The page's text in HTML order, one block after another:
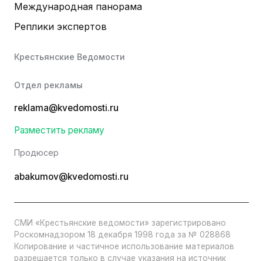
Международная панорама
Реплики экспертов
Крестьянские Ведомости
Отдел рекламы
reklama@kvedomosti.ru
Разместить рекламу
Продюсер
abakumov@kvedomosti.ru
СМИ «Крестьянские ведомости» зарегистрировано
Роскомнадзором 18 декабря 1998 года за № 028868
Копирование и частичное использование материалов
разрешается только в случае указания на источник